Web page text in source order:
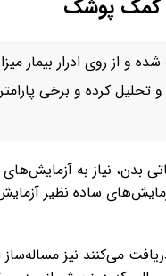
کمک پوشک
روی ادرار بیمار
کرده و برخی
بدن، نیاز به
ساده‌ نظیر آزمایش
می‌کنند نیز